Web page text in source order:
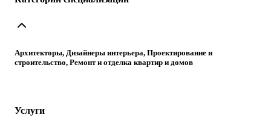
Архитекторы, Дизайнеры интерьера, Проектирование и
строительство, Ремонт и отделка квартир и домов
Услуги